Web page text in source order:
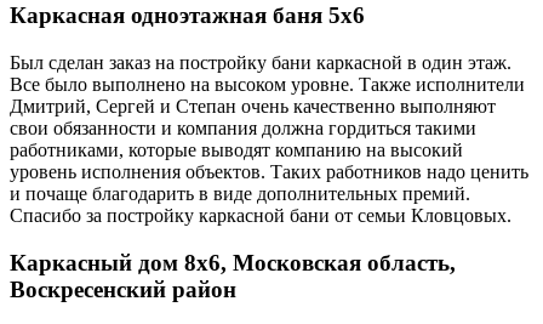
Каркасная одноэтажная баня 5х6
Был сделан заказ на постройку бани каркасной в один этаж.
Все было выполнено на высоком уровне. Также исполнители
Дмитрий, Сергей и Степан очень качественно выполняют
свои обязанности и компания должна гордиться такими
работниками, которые выводят компанию на высокий
уровень исполнения объектов. Таких работников надо ценить
и почаще благодарить в виде дополнительных премий.
Спасибо за постройку каркасной бани от семьи Кловцовых.
Каркасный дом 8х6, Московская область,
Воскресенский район